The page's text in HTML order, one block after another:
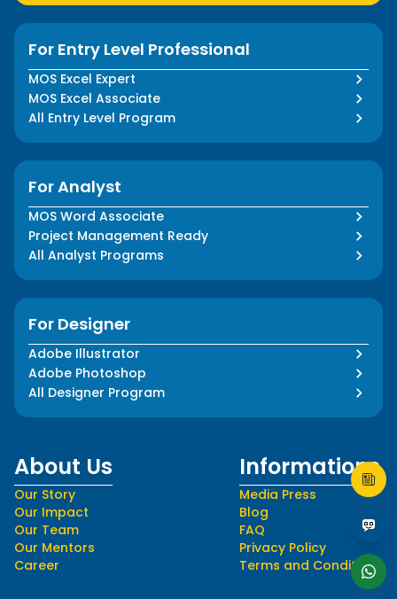
For Entry Level Professional
MOS Excel Expert
MOS Excel Associate
All Entry Level Program
For Analyst
MOS Word Associate
Project Management Ready
All Analyst Programs
For Designer
Adobe Illustrator
Adobe Photoshop
All Designer Program
About Us
Our Story
Our Impact
Our Team
Our Mentors
Career
Informations
Media Press
Blog
FAQ
Privacy Policy
Terms and Conditions